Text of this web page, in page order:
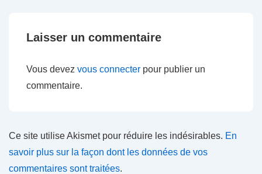
Laisser un commentaire
Vous devez vous connecter pour publier un
commentaire.
Ce site utilise Akismet pour réduire les indésirables. En
savoir plus sur la façon dont les données de vos
commentaires sont traitées.